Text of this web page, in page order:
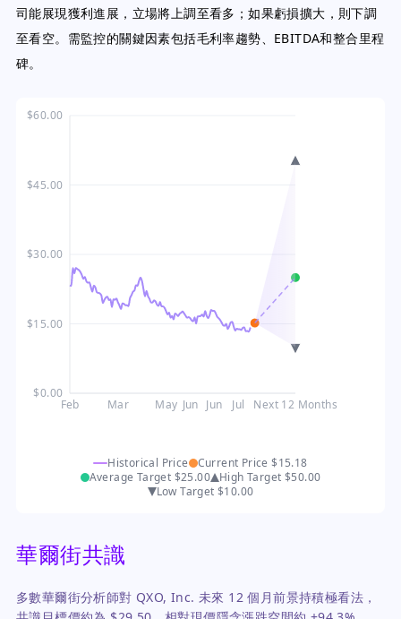
司能展現獲利進展，立場將上調至看多；如果虧損擴大，則下調
至看空。需監控的關鍵因素包括毛利率趨勢、EBITDA和整合里程
碑。
$0.00
$15.00
$30.00
$45.00
$60.00
Feb Mar May Jun Jun Jul Next 12 Months
Historical Price Current Price$15.18
Average Target $25.00 High Target $50.00
Low Target $10.00
華爾街共識
多數華爾街分析師對 QXO, Inc. 未來 12 個月前景持積極看法，